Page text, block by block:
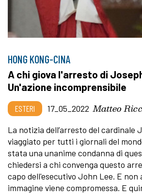
HONG KONG-CINA
A chi giova l'arresto di
Un'azione incomprensibile
ESTERI 17_05_2022 Matteo
La notizia dell’arresto del cardinale
viaggiato per tutti i giornali del
stata una unanime condanna di
chiedersi a chi convenga questo
capo dell'esecutivo John Lee. E non
immagine viene compromessa. E